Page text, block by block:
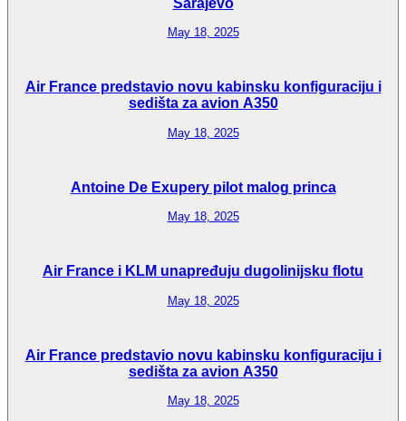
May 18, 2025
Air France predstavio novu kabinsku konfiguraciju i
sedišta za avion A350
May 18, 2025
Antoine De Exupery pilot malog princa
May 18, 2025
Air France i KLM unapređuju dugolinijsku flotu
May 18, 2025
Air France predstavio novu kabinsku konfiguraciju i
sedišta za avion A350
May 18, 2025